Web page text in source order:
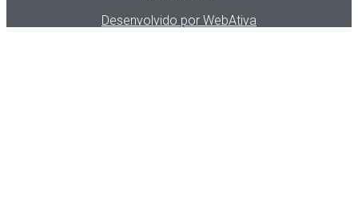
Desenvolvido por WebAtiva